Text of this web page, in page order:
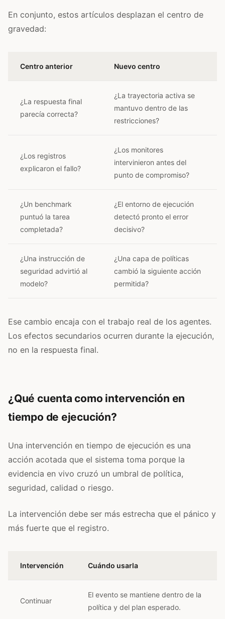
En conjunto, estos artículos desplazan el centro de
gravedad:
Centro anterior Nuevo centro
¿La respuesta final
parecía correcta?
¿La trayectoria activa se
mantuvo dentro de las
restricciones?
¿Los registros
explicaron el fallo?
¿Los monitores
intervinieron antes del
punto de compromiso?
¿Un benchmark
puntuó la tarea
completada?
¿El entorno de ejecución
detectó pronto el error
decisivo?
¿Una instrucción de
seguridad advirtió al
modelo?
¿Una capa de políticas
cambió la siguiente acción
permitida?
Ese cambio encaja con el trabajo real de los agentes.
Los efectos secundarios ocurren durante la ejecución,
no en la respuesta final.
¿Qué cuenta como intervención en
tiempo de ejecución?
Una intervención en tiempo de ejecución es una
acción acotada que el sistema toma porque la
evidencia en vivo cruzó un umbral de política,
seguridad, calidad o riesgo.
La intervención debe ser más estrecha que el pánico y
más fuerte que el registro.
Intervención Cuándo usarla
Continuar
El evento se mantiene dentro de la
política y del plan esperado.